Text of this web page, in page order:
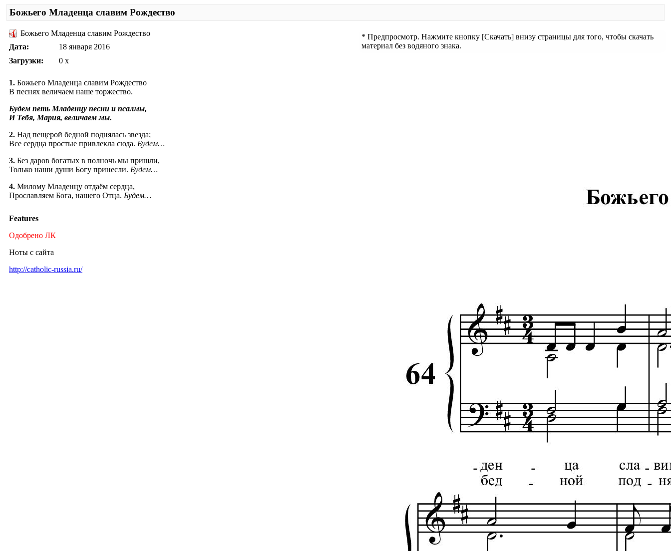
Божьего Младенца славим Рождество
* Предпросмотр. Нажмите кнопку [Скачать] внизу страницы для того, чтобы скачать
материал без водяного знака.
Божьего Младенца славим Рождество
Дата:
18 января 2016
Загрузки:
0 x
1. Божьего Младенца славим Рождество
В песнях величаем наше торжество.
Будем петь Младенцу песни и псалмы,
И Тебя, Мария, величаем мы.
2. Над пещерой бедной поднялась звезда;
Все сердца простые привлекла сюда. Будем…
3. Без даров богатых в полночь мы пришли,
Только наши души Богу принесли. Будем…
4. Милому Младенцу отдаём сердца,
Прославляем Бога, нашего Отца. Будем…
Features
Одобрено ЛК
Ноты с сайта
http://catholic-russia.ru/